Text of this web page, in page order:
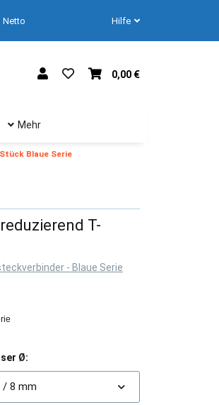
Netto Hilfe
0,00 €
Mehr
Blaue Serie
T-
- Blaue Serie
Ø:
/ 8 mm